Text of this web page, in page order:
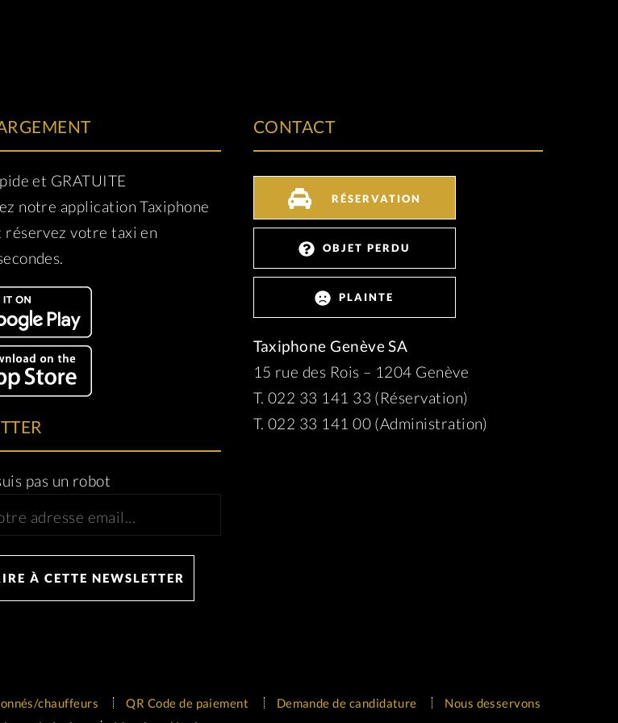
et GRATUITE
notre application Taxiphone
réservez votre taxi en
pas un robot
CONTACT
RÉSERVATION
OBJET PERDU
PLAINTE
Taxiphone Genève SA
15 rue des Rois – 1204 Genève
T. 022 33 141 33 (Réservation)
T. 022 33 141 00 (Administration)
chauffeurs QR Code de paiement Demande de candidature
Nous desservons